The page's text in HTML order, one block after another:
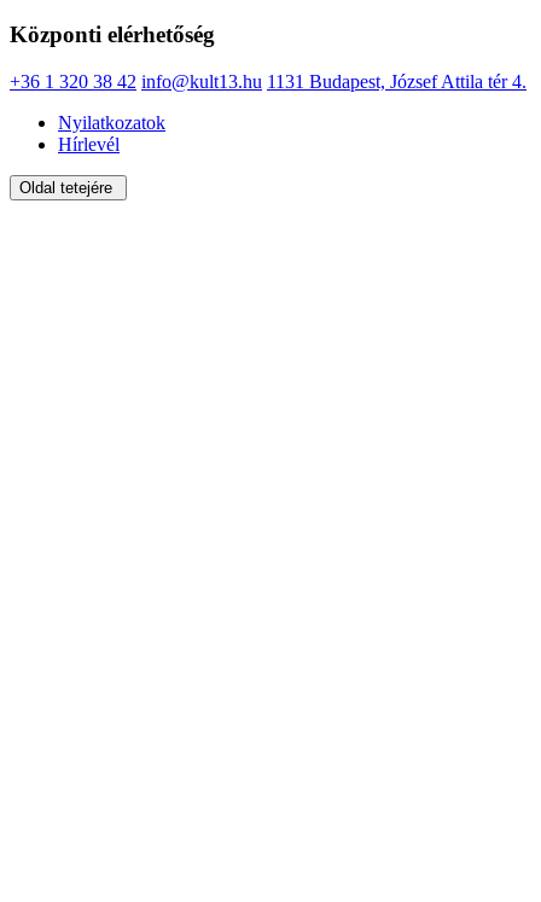
Központi elérhetőség
+36 1 320 38 42 info@kult13.hu 1131 Budapest, József Attila tér 4.
Nyilatkozatok
Hírlevél
Oldal tetejére